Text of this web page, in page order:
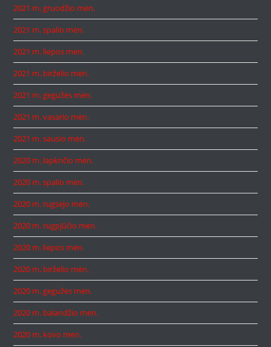
2021 m. gruodžio mėn.
2021 m. spalio mėn.
2021 m. liepos mėn.
2021 m. birželio mėn.
2021 m. gegužės mėn.
2021 m. vasario mėn.
2021 m. sausio mėn.
2020 m. lapkričio mėn.
2020 m. spalio mėn.
2020 m. rugsėjo mėn.
2020 m. rugpjūčio mėn.
2020 m. liepos mėn.
2020 m. birželio mėn.
2020 m. gegužės mėn.
2020 m. balandžio mėn.
2020 m. kovo mėn.